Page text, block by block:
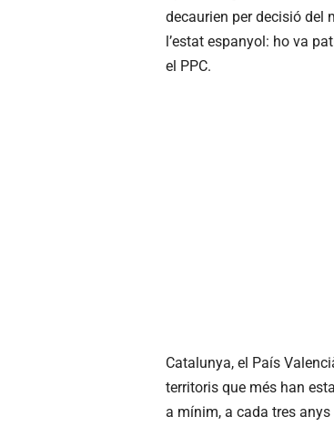
decaurien per decisió del
l’estat espanyol: ho va
el PPC.
Catalunya, el País
territoris que més han
a mínim, a cada tres